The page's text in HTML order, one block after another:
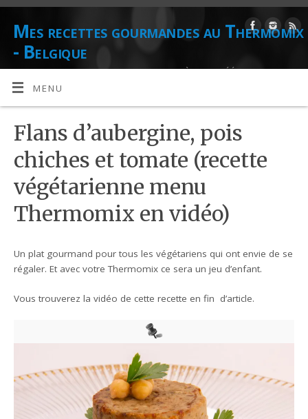
Mes recettes gourmandes au Thermomix
- Belgique
DE L'AUTEUR CULINAIRE ET CONSEILLÈRE AGRÉÉE THERMOMIX
DANIELLE LIONS
MENU
Flans d’aubergine, pois
chiches et tomate (recette
végétarienne menu
Thermomix en vidéo)
Un plat gourmand pour tous les végétariens qui ont envie de se
régaler. Et avec votre Thermomix ce sera un jeu d’enfant.
Vous trouverez la vidéo de cette recette en fin d’article.